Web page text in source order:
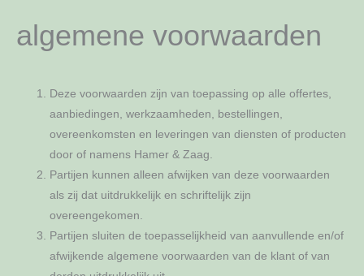
algemene voorwaarden
Deze voorwaarden zijn van toepassing op alle offertes,
aanbiedingen, werkzaamheden, bestellingen,
overeenkomsten en leveringen van diensten of producten
door of namens Hamer & Zaag.
Partijen kunnen alleen afwijken van deze voorwaarden
als zij dat uitdrukkelijk en schriftelijk zijn
overeengekomen.
Partijen sluiten de toepasselijkheid van aanvullende en/of
afwijkende algemene voorwaarden van de klant of van